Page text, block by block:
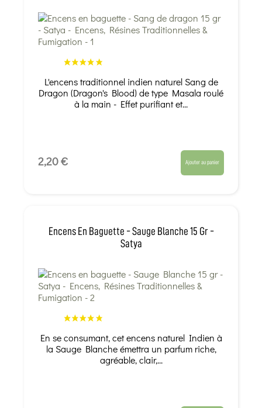
L'encens traditionnel indien naturel Sang de
Dragon (Dragon's Blood) de type Masala roulé
à la main - Effet purifiant et...
2,20 € Ajouter au panier
Encens En Baguette - Sauge Blanche 15 Gr -
Satya
En se consumant, cet encens naturel Indien à
la Sauge Blanche émettra un parfum riche,
agréable, clair,...